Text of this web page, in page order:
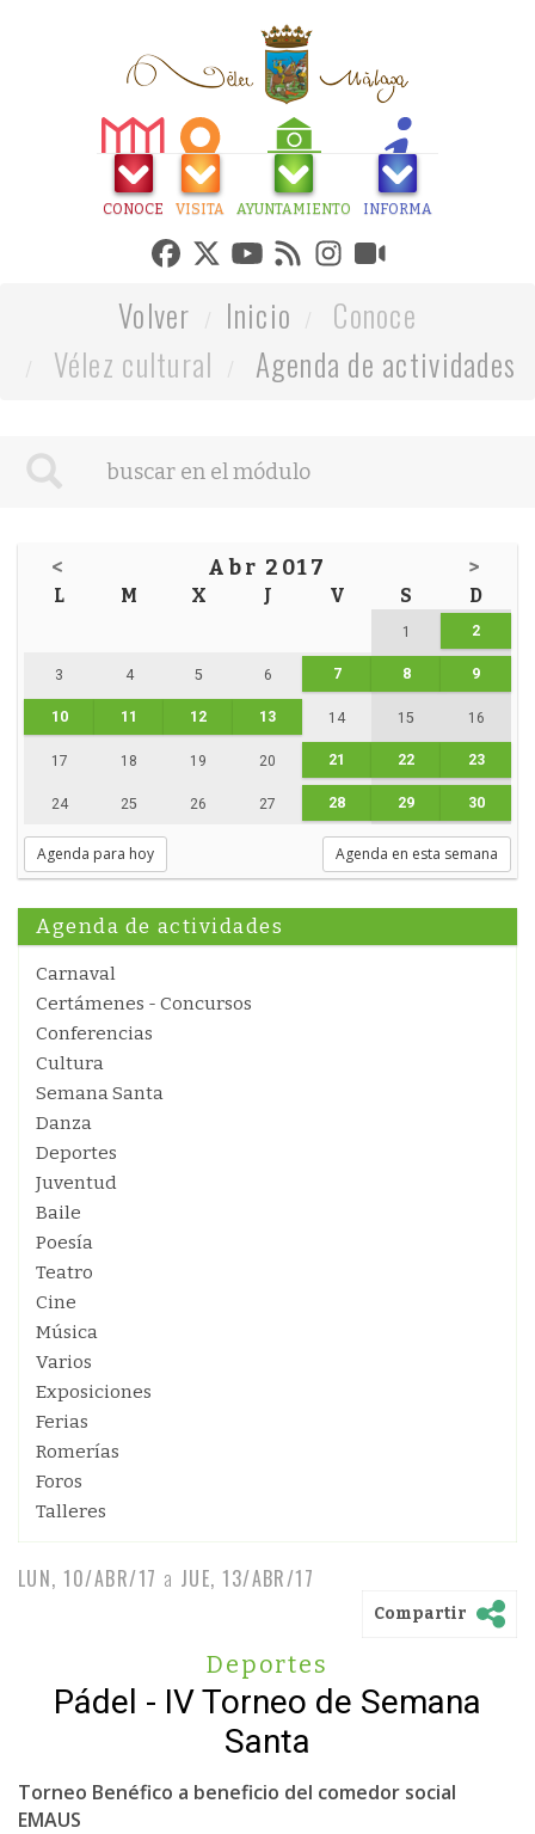
CONOCE VISITA AYUNTAMIENTO INFORMA
Volver Inicio
Conoce
Vélez cultural
Agenda de actividades
< Abr 2017 >
L M X J V S D
1 2
3 4 5 6 7 8 9
10 11 12 13 14 15 16
17 18 19 20 21 22 23
24 25 26 27 28 29 30
Agenda para hoy Agenda en esta semana
Agenda de actividades
Carnaval
Certámenes - Concursos
Conferencias
Cultura
Semana Santa
Danza
Deportes
Juventud
Baile
Poesía
Teatro
Cine
Música
Varios
Exposiciones
Ferias
Romerías
Foros
Talleres
LUN, 10/ABR/17 a JUE, 13/ABR/17
Compartir
Deportes
Pádel - IV Torneo de Semana
Santa
Torneo Benéfico a beneficio del comedor social
EMAUS